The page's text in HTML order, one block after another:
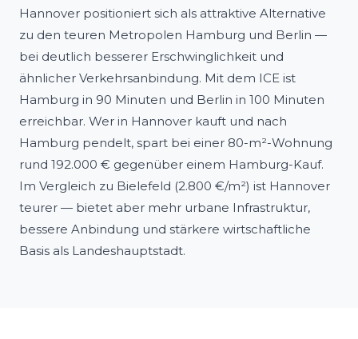
Hannover positioniert sich als attraktive Alternative
zu den teuren Metropolen Hamburg und Berlin —
bei deutlich besserer Erschwinglichkeit und
ähnlicher Verkehrsanbindung. Mit dem ICE ist
Hamburg in 90 Minuten und Berlin in 100 Minuten
erreichbar. Wer in Hannover kauft und nach
Hamburg pendelt, spart bei einer 80-m²-Wohnung
rund 192.000 € gegenüber einem Hamburg-Kauf.
Im Vergleich zu Bielefeld (2.800 €/m²) ist Hannover
teurer — bietet aber mehr urbane Infrastruktur,
bessere Anbindung und stärkere wirtschaftliche
Basis als Landeshauptstadt.